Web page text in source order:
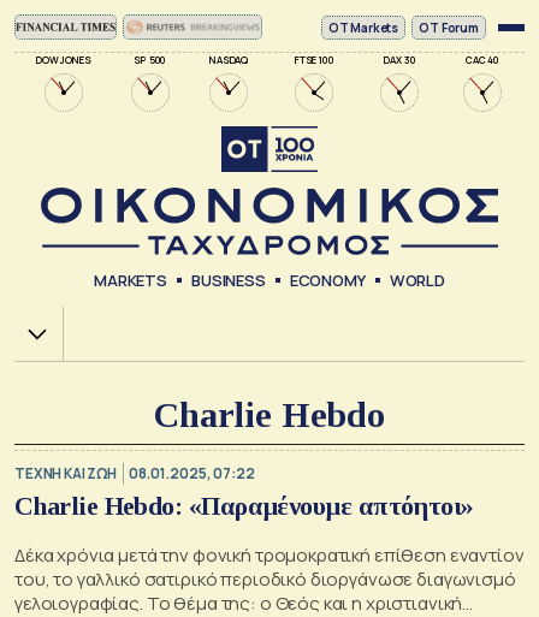
DOW JONES SP 500 NASDAQ FTSE 100 DAX 30 CAC 40
ΟΤ Markets OT Forum
MARKETS BUSINESS ECONOMY WORLD
Χ.Α.
Charlie Hebdo
TΕΧΝΗ ΚΑΙ ΖΩΗ 08.01.2025, 07:22
Charlie Hebdo: «Παραμένουμε απτόητοι»
Δέκα χρόνια μετά την φονική τρομοκρατική επίθεση εναντίον
του, το γαλλικό σατιρικό περιοδικό διοργάνωσε διαγωνισμό
γελοιογραφίας. Το θέμα της: ο Θεός και η χριστιανική